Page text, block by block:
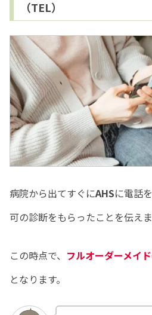
（TEL）
病院から出てすぐにAHSに電話
可の診断をもらったことを伝えま
この時点で、 フルオーダーメイ
となります。